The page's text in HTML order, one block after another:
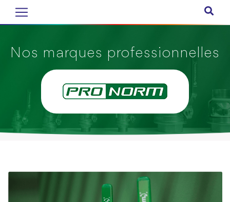
Nos marques professionnelles